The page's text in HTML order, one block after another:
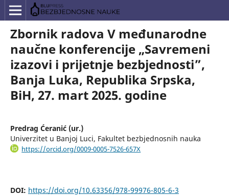
Zbornik radova V međunarodne
naučne konferencije „Savremeni
izazovi i prijetnje bezbjednosti”,
Banja Luka, Republika Srpska,
BiH, 27. mart 2025. godine
Predrag Ćeranić (ur.)
Univerzitet u Banjoj Luci, Fakultet bezbjednosnih nauka
https://orcid.org/0009-0005-7526-657X
DOI: https://doi.org/10.63356/978-99976-805-6-3